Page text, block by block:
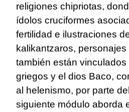
religiones chipriotas,
ídolos cruciformes
fertilidad e ilustraciones
kalikantzaros,
también están vinculados
griegos y el dios Baco,
al helenismo, por parte
siguiente módulo aborda